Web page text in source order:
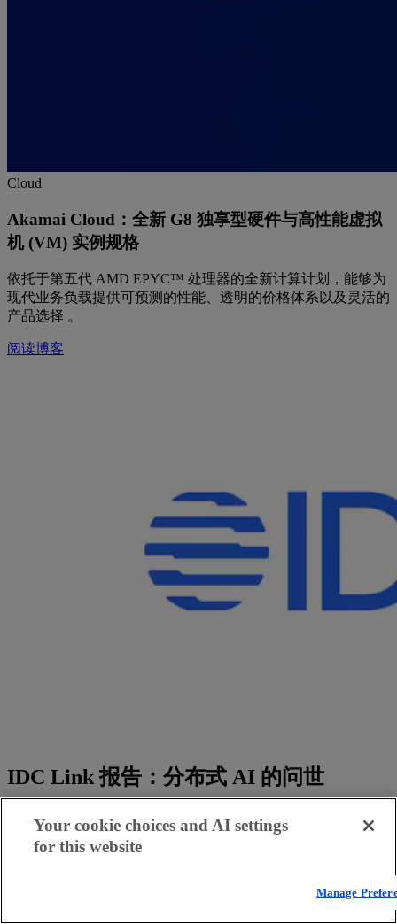
Cloud
Akamai Cloud：全新 G8 独享型硬件与高性能虚拟
机 (VM) 实例规格
依托于第五代 AMD EPYC™ 处理器的全新计算计划，能够为
现代业务负载提供可预测的性能、透明的价格体系以及灵活的
产品选择 。
阅读博客
IDC Link 报告：分布式 AI 的问世
了解 Akamai Inference Cloud 如何实现 AI 去中心化，从而优化
生产负载的延迟、成本及资源可用性。
Your cookie choices and AI settings
for this website
Manage